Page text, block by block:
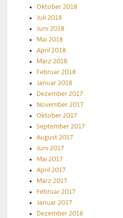
Oktober 2018
Juli 2018
Juni 2018
Mai 2018
April 2018
März 2018
Februar 2018
Januar 2018
Dezember 2017
November 2017
Oktober 2017
September 2017
August 2017
Juni 2017
Mai 2017
April 2017
März 2017
Februar 2017
Januar 2017
Dezember 2016